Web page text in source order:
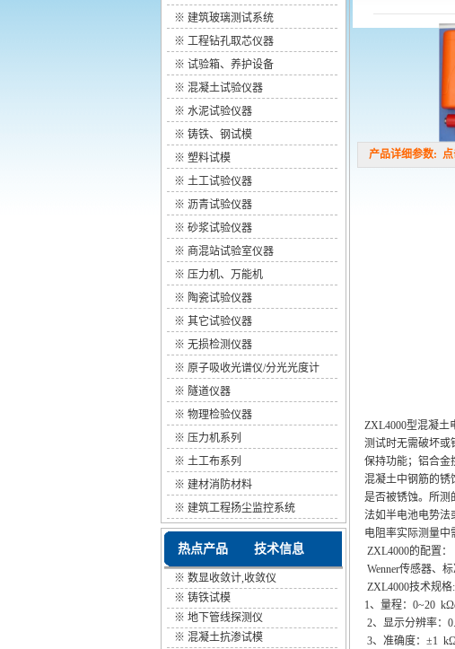
※ 建筑玻璃测试系统
※ 工程钻孔取芯仪器
※ 试验箱、养护设备
※ 混凝土试验仪器
※ 水泥试验仪器
※ 铸铁、钢试模
※ 塑料试模
※ 土工试验仪器
※ 沥青试验仪器
※ 砂浆试验仪器
※ 商混站试验室仪器
※ 压力机、万能机
※ 陶瓷试验仪器
※ 其它试验仪器
※ 无损检测仪器
※ 原子吸收光谱仪/分光光度计
※ 隧道仪器
※ 物理检验仪器
※ 压力机系列
※ 土工布系列
※ 建材消防材料
※ 建筑工程扬尘监控系统
热点产品 技术信息
※ 数显收敛计,收敛仪
※ 铸铁试模
※ 地下管线探测仪
※ 混凝土抗渗试模
产品详细参数: 点
ZXL4000型混凝土
测试时无需破坏或
保持功能；铝合金
混凝土中钢筋的锈
是否被锈蚀。所测
法如半电池电势法
电阻率实际测量中
ZXL4000的配置：
Wenner传感器、
ZXL4000技术规格:
1、量程：0~20
2、显示分辨率：
3、准确度：±1